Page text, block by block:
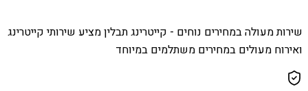
שירות מעולה במחירים נוחים - קייטרינג תבלין מציע שירותי קייטרינג
ואירוח מעולים במחירים משתלמים במיוחד